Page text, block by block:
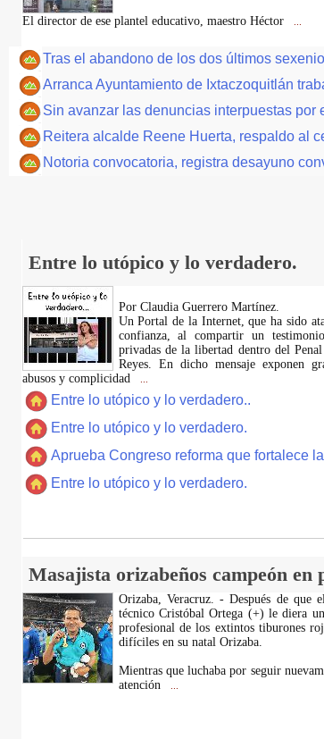
El director de ese plantel educativo, maestro Héctor
Tras el abandono de los dos últimos
Arranca Ayuntamiento de Ixtaczoquitlán
Sin avanzar las denuncias interpuestas
Reitera alcalde Reene Huerta, respaldo al
Notoria convocatoria, registra desayuno
Entre lo utópico y lo verdadero.
Por Claudia Guerrero Martínez.
​Un Portal de la Internet, que ha sido
confianza, al compartir un
privadas de la libertad dentro del
Reyes. En dicho mensaje exponen
abusos y complicidad
Entre lo utópico y lo verdadero..
Entre lo utópico y lo verdadero.
Aprueba Congreso reforma que fortalece
Entre lo utópico y lo verdadero.
Masajista orizabeños campeón
Orizaba, Veracruz. - Después de
técnico Cristóbal Ortega (+) le diera
profesional de los extintos tiburones
difíciles en su natal Orizaba.
Mientras que luchaba por seguir
atención